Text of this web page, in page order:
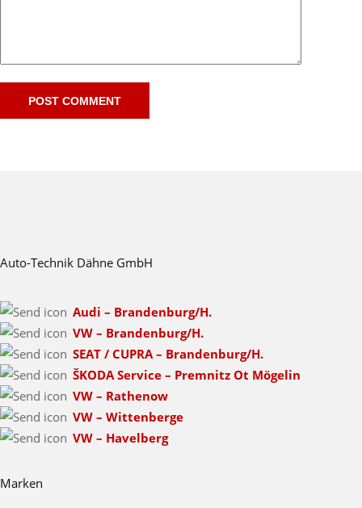
Auto-Technik Dähne GmbH
Audi – Brandenburg/H.
VW – Brandenburg/H.
SEAT / CUPRA – Brandenburg/H.
ŠKODA Service – Premnitz Ot Mögelin
VW – Rathenow
VW – Wittenberge
VW – Havelberg
Marken